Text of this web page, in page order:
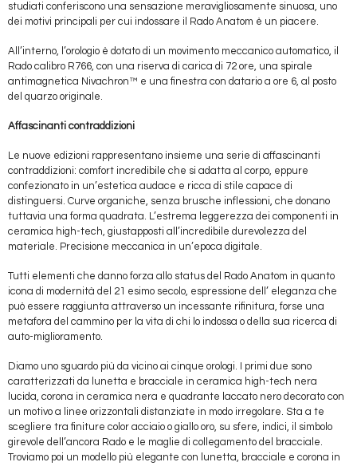
studiati conferiscono una sensazione meravigliosamente sinuosa, uno
dei motivi principali per cui indossare il Rado Anatom è un piacere.
All’interno, l’orologio è dotato di un movimento meccanico automatico, il
Rado calibro R766, con una riserva di carica di 72 ore, una spirale
antimagnetica Nivachron™ e una finestra con datario a ore 6, al posto
del quarzo originale.
Affascinanti contraddizioni
Le nuove edizioni rappresentano insieme una serie di affascinanti
contraddizioni: comfort incredibile che si adatta al corpo, eppure
confezionato in un’estetica audace e ricca di stile capace di
distinguersi. Curve organiche, senza brusche inflessioni, che donano
tuttavia una forma quadrata. L’estrema leggerezza dei componenti in
ceramica high-tech, giustapposti all’incredibile durevolezza del
materiale. Precisione meccanica in un’epoca digitale.
Tutti elementi che danno forza allo status del Rado Anatom in quanto
icona di modernità del 21 esimo secolo, espressione dell’ eleganza che
può essere raggiunta attraverso un incessante rifinitura, forse una
metafora del cammino per la vita di chi lo indossa o della sua ricerca di
auto-miglioramento.
Diamo uno sguardo più da vicino ai cinque orologi. I primi due sono
caratterizzati da lunetta e bracciale in ceramica high-tech nera
lucida, corona in ceramica nera e quadrante laccato nero decorato con
un motivo a linee orizzontali distanziate in modo irregolare. Sta a te
scegliere tra finiture color acciaio o giallo oro, su sfere, indici, il simbolo
girevole dell’ancora Rado e le maglie di collegamento del bracciale.
Troviamo poi un modello più elegante con lunetta, bracciale e corona in